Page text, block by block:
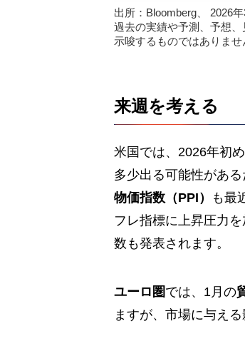
出所：Bloomberg、 2026年
過去の実績や予測、予想
示唆するものではありませ
来週を考える
米国では、2026年初
多少出る可能性があ
物価指数（PPI）
も最
フレ指標に上昇圧力
数も発表されます。
ユーロ圏 では、1月の
ますが、市場に与え